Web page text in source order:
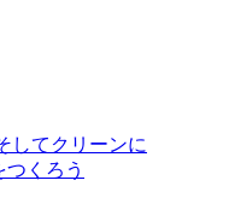
してクリーンに
くろう